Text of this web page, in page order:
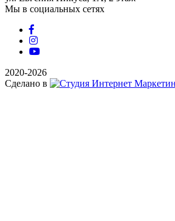
Мы в социальных сетях
2020-2026
Сделано в